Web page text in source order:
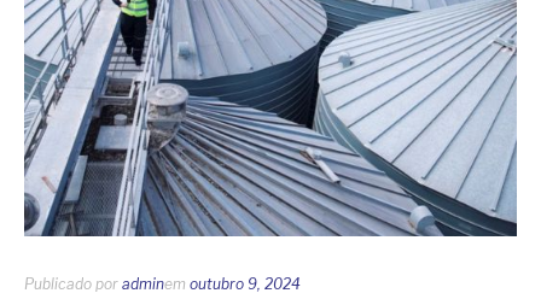
Publicado por adminem outubro 9, 2024